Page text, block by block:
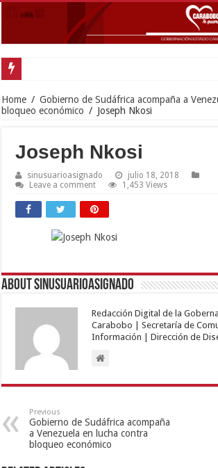
Home / Gobierno de Sudáfrica acompaña a
bloqueo económico / Joseph Nkosi
Joseph Nkosi
sinusuarioasignado
julio 18, 2018
Leave a comment
1,453 Views
About sinusuarioasignado
Redacción Digital de la
Carabobo | Secretaría de
Información | Dirección de
Previous
Gobierno de Sudáfrica acompaña
a Venezuela en lucha contra
bloqueo económico